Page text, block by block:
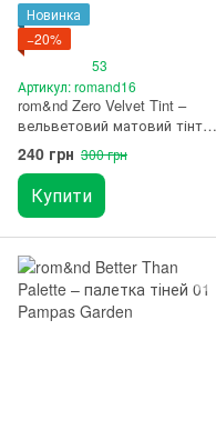
Новинка
−20%
53
Артикул: romand16
rom&nd Zero Velvet Tint –
вельветовий матовий тінт
для губ 08 Icy (Термін
придатності до 28.11.2026)
240 грн 300 грн
Купити